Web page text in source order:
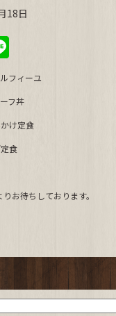
18日
n
e
フィーユ
フ丼
け定食
食
お待ちしております。